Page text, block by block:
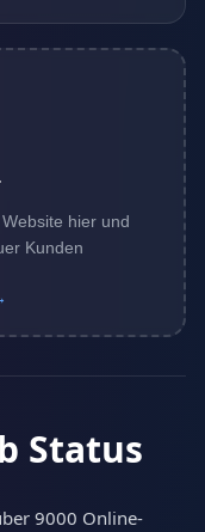
hier und
Kunden
Status
9000 Online-